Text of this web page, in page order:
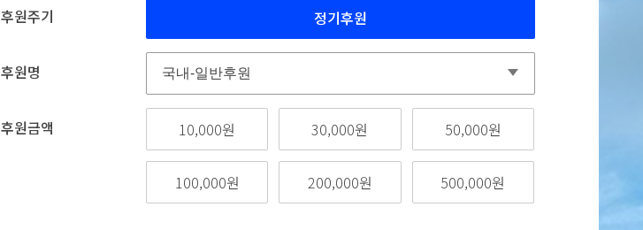
후원주기 정기후원
후원명
후원금액 10,000원 30,000원 50,000원
100,000원 200,000원 500,000원